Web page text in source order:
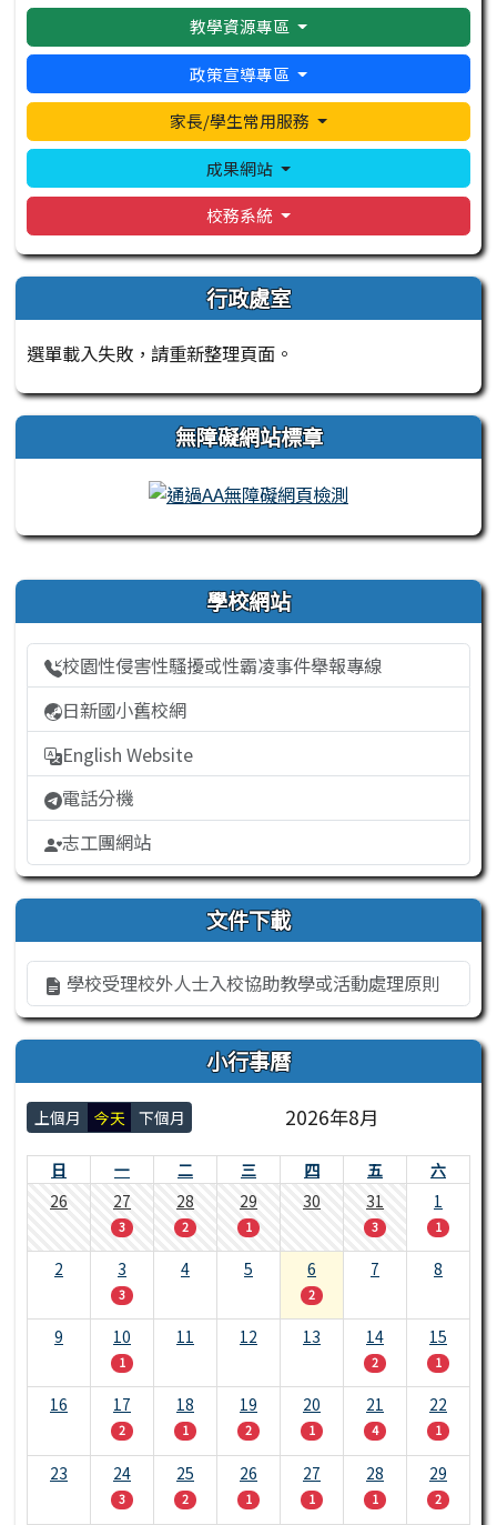
教學資源專區
政策宣導專區
家長/學生常用服務
成果網站
校務系統
行政處室
選單載入失敗，請重新整理頁面。
無障礙網站標章
右邊區域內容 學校網站
校園性侵害性騷擾或性霸凌事件舉報專線
日新國小舊校網
English Website
電話分機
志工團網站
文件下載
學校受理校外人士入校協助教學或活動處理原則
小行事曆
上個月 今天 下個月 2026年8月
日 一 二 三 四 五
六
26
27
3
28
2
29
1
30 31
3
1
1
2 3
3
4 5 6
2
7 8
9 10
1
11 12 13 14
2
15
1
16 17
2
18
1
19
2
20
1
21
4
22
1
23 24
3
25
2
26
1
27
1
28
1
29
2